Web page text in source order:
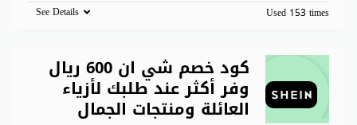
Used 153 times
See Details
كود خصم شي ان 600 ريال
وفر أكثر عند طلبك لأزياء
العائلة ومنتجات الجمال